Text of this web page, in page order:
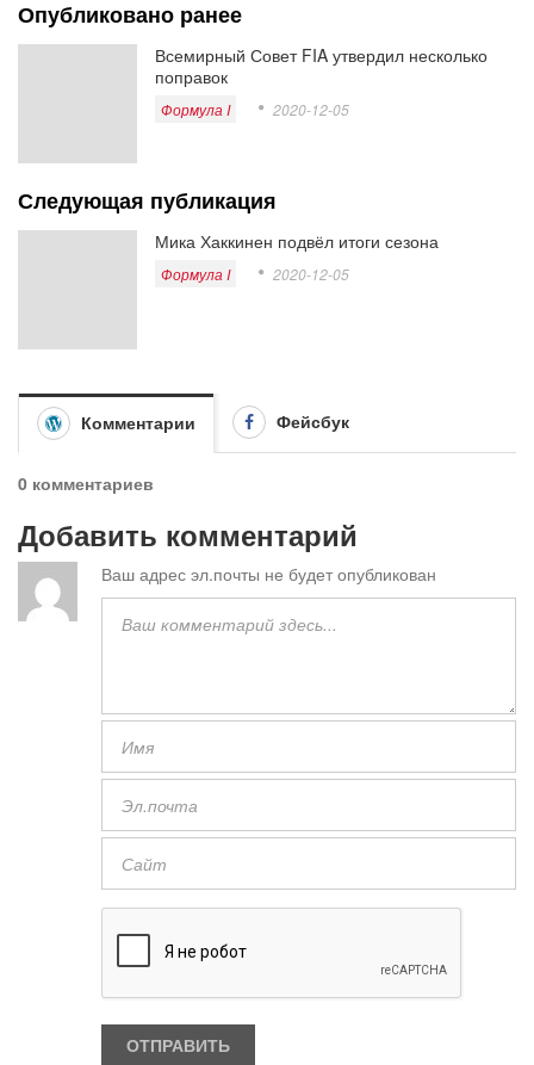
Опубликовано ранее
Всемирный Совет FIA утвердил несколько
поправок
Формула I 2020-12-05
Следующая публикация
Мика Хаккинен подвёл итоги сезона
Формула I 2020-12-05
Комментарии Фейсбук
0 комментариев
Добавить комментарий
Ваш адрес эл.почты не будет опубликован